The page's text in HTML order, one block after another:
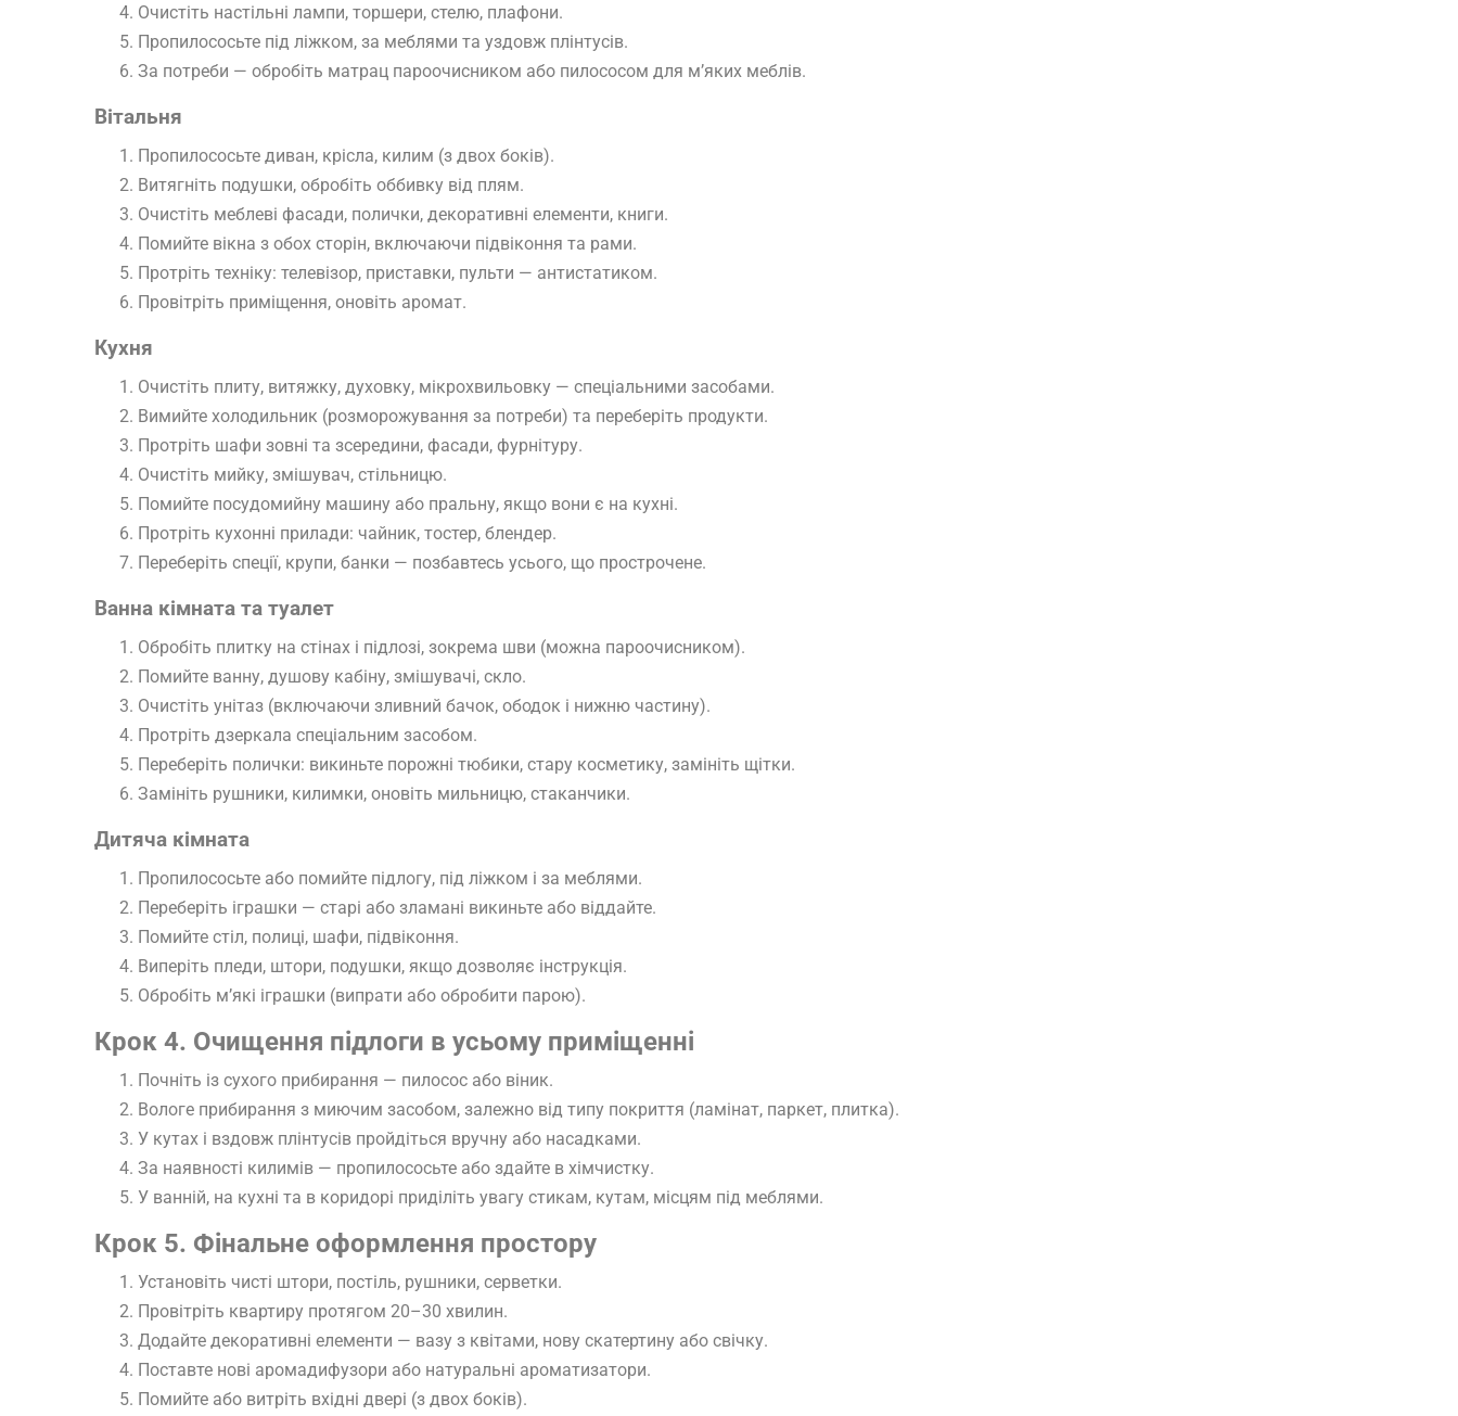
Очистіть настільні лампи, торшери, стелю, плафони.
Пропилососьте під ліжком, за меблями та уздовж плінтусів.
За потреби — обробіть матрац пароочисником або пилососом для м’яких меблів.
Вітальня
Пропилососьте диван, крісла, килим (з двох боків).
Витягніть подушки, обробіть оббивку від плям.
Очистіть меблеві фасади, полички, декоративні елементи, книги.
Помийте вікна з обох сторін, включаючи підвіконня та рами.
Протріть техніку: телевізор, приставки, пульти — антистатиком.
Провітріть приміщення, оновіть аромат.
Кухня
Очистіть плиту, витяжку, духовку, мікрохвильовку — спеціальними засобами.
Вимийте холодильник (розморожування за потреби) та переберіть продукти.
Протріть шафи зовні та зсередини, фасади, фурнітуру.
Очистіть мийку, змішувач, стільницю.
Помийте посудомийну машину або пральну, якщо вони є на кухні.
Протріть кухонні прилади: чайник, тостер, блендер.
Переберіть спеції, крупи, банки — позбавтесь усього, що прострочене.
Ванна кімната та туалет
Обробіть плитку на стінах і підлозі, зокрема шви (можна пароочисником).
Помийте ванну, душову кабіну, змішувачі, скло.
Очистіть унітаз (включаючи зливний бачок, ободок і нижню частину).
Протріть дзеркала спеціальним засобом.
Переберіть полички: викиньте порожні тюбики, стару косметику, замініть щітки.
Замініть рушники, килимки, оновіть мильницю, стаканчики.
Дитяча кімната
Пропилососьте або помийте підлогу, під ліжком і за меблями.
Переберіть іграшки — старі або зламані викиньте або віддайте.
Помийте стіл, полиці, шафи, підвіконня.
Виперіть пледи, штори, подушки, якщо дозволяє інструкція.
Обробіть м’які іграшки (випрати або обробити парою).
Крок 4. Очищення підлоги в усьому приміщенні
Почніть із сухого прибирання — пилосос або віник.
Вологе прибирання з миючим засобом, залежно від типу покриття (ламінат, паркет, плитка).
У кутах і вздовж плінтусів пройдіться вручну або насадками.
За наявності килимів — пропилососьте або здайте в хімчистку.
У ванній, на кухні та в коридорі приділіть увагу стикам, кутам, місцям під меблями.
Крок 5. Фінальне оформлення простору
Установіть чисті штори, постіль, рушники, серветки.
Провітріть квартиру протягом 20–30 хвилин.
Додайте декоративні елементи — вазу з квітами, нову скатертину або свічку.
Поставте нові аромадифузори або натуральні ароматизатори.
Помийте або витріть вхідні двері (з двох боків).